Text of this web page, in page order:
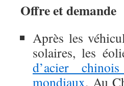
Offre et demande
Après les
solaires, les
d’acier
mondiaux. Au